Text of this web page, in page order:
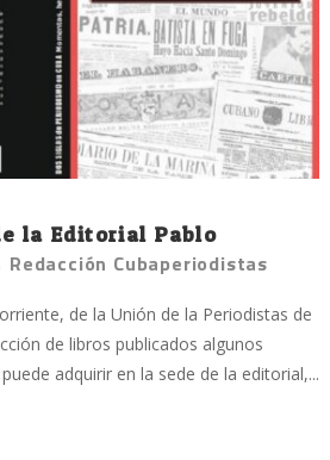
la Editorial Pablo
Redacción Cubaperiodistas
de la Unión de la Periodistas de
de libros publicados algunos
adquirir en la sede de la editorial,...